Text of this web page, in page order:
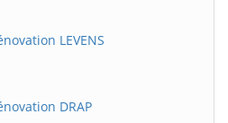
LEVENS
DRAP